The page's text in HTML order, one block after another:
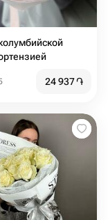
24 937֏